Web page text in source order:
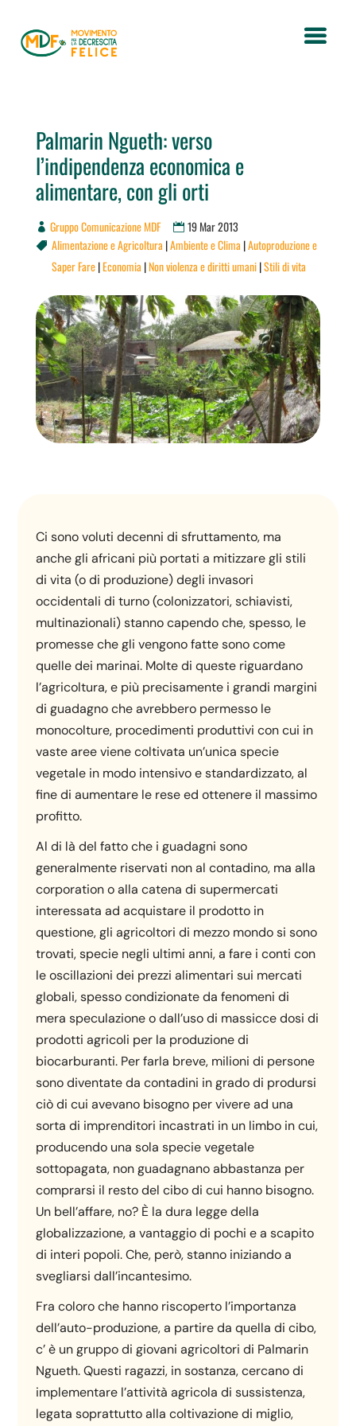
Palmarin Ngueth: verso
l’indipendenza economica e
alimentare, con gli orti
Gruppo Comunicazione MDF 19 Mar 2013
 Alimentazione e Agricoltura |Ambiente e Clima |Autoproduzione e
Saper Fare|Economia |Non violenza e diritti umani|Stili di vita
Ci sono voluti decenni di sfruttamento, ma
anche gli africani più portati a mitizzare gli stili
di vita (o di produzione) degli invasori
occidentali di turno (colonizzatori, schiavisti,
multinazionali) stanno capendo che, spesso, le
promesse che gli vengono fatte sono come
quelle dei marinai. Molte di queste riguardano
l’agricoltura, e più precisamente i grandi margini
di guadagno che avrebbero permesso le
monocolture, procedimenti produttivi con cui in
vaste aree viene coltivata un’unica specie
vegetale in modo intensivo e standardizzato, al
fine di aumentare le rese ed ottenere il massimo
profitto.
Al di là del fatto che i guadagni sono
generalmente riservati non al contadino, ma alla
corporation o alla catena di supermercati
interessata ad acquistare il prodotto in
questione, gli agricoltori di mezzo mondo si sono
trovati, specie negli ultimi anni, a fare i conti con
le oscillazioni dei prezzi alimentari sui mercati
globali, spesso condizionate da fenomeni di
mera speculazione o dall’uso di massicce dosi di
prodotti agricoli per la produzione di
biocarburanti. Per farla breve, milioni di persone
sono diventate da contadini in grado di prodursi
ciò di cui avevano bisogno per vivere ad una
sorta di imprenditori incastrati in un limbo in cui,
producendo una sola specie vegetale
sottopagata, non guadagnano abbastanza per
comprarsi il resto del cibo di cui hanno bisogno.
Un bell’affare, no? È la dura legge della
globalizzazione, a vantaggio di pochi e a scapito
di interi popoli. Che, però, stanno iniziando a
svegliarsi dall’incantesimo.
Fra coloro che hanno riscoperto l’importanza
dell’auto-produzione, a partire da quella di cibo,
c’ è un gruppo di giovani agricoltori di Palmarin
Ngueth. Questi ragazzi, in sostanza, cercano di
implementare l’attività agricola di sussistenza,
legata soprattutto alla coltivazione di miglio,